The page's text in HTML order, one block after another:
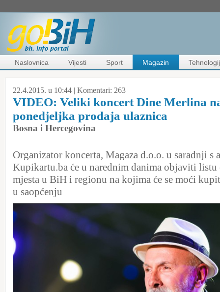
Naslovnica Vijesti Sport Magazin
22.4.2015. u 10:44 | Komentari: 263
VIDEO: Veliki koncert Dine Merlina
ponedjeljka prodaja ulaznica
Bosna i Hercegovina
Organizator koncerta, Magaza d.o.o. u saradnji s
Kupikartu.ba će u narednim danima objaviti
mjesta u BiH i regionu na kojima će se moći
u saopćenju